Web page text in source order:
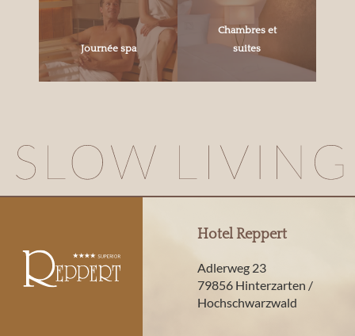
Journée spa
Chambres et
suites
Hotel Reppert
Adlerweg 23
79856 Hinterzarten /
Hochschwarzwald